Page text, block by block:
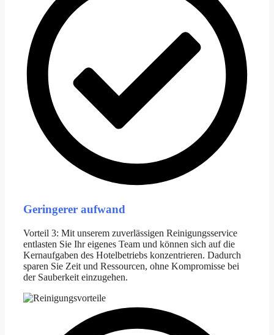
Geringerer aufwand
Vorteil 3: Mit unserem zuverlässigen Reinigungsservice
entlasten Sie Ihr eigenes Team und können sich auf die
Kernaufgaben des Hotelbetriebs konzentrieren. Dadurch
sparen Sie Zeit und Ressourcen, ohne Kompromisse bei
der Sauberkeit einzugehen.